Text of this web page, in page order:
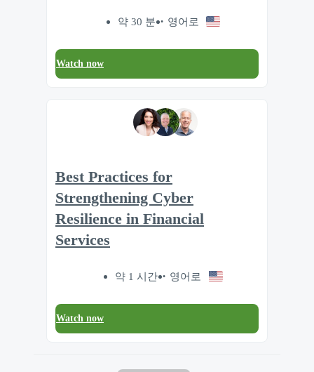
약 30 분 영어로
Watch now
Best Practices for
Strengthening Cyber
Resilience in Financial
Services
약 1 시간 영어로
Watch now